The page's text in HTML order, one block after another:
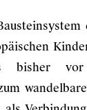
bisher